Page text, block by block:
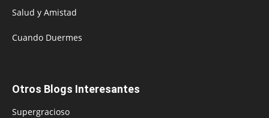
Salud y Amistad
Cuando Duermes
Otros Blogs Interesantes
Supergracioso